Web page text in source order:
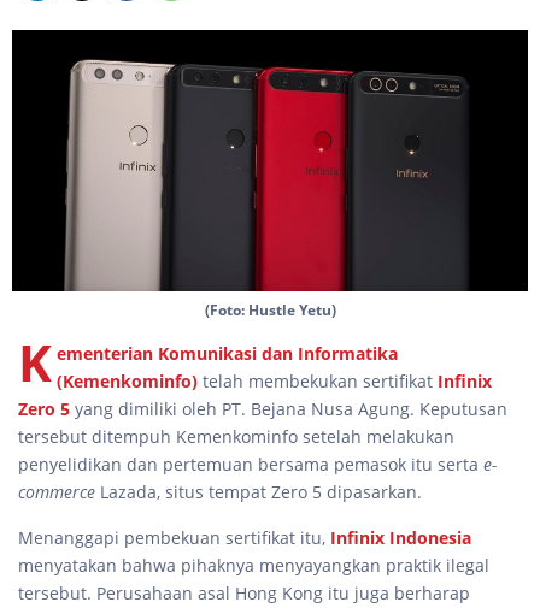
(Foto: Hustle Yetu)
K ementerian Komunikasi dan Informatika
(Kemenkominfo) telah membekukan sertifikat Infinix
Zero 5 yang dimiliki oleh PT. Bejana Nusa Agung. Keputusan
tersebut ditempuh Kemenkominfo setelah melakukan
penyelidikan dan pertemuan bersama pemasok itu serta e-
commerce Lazada, situs tempat Zero 5 dipasarkan.
Menanggapi pembekuan sertifikat itu, Infinix Indonesia
menyatakan bahwa pihaknya menyayangkan praktik ilegal
tersebut. Perusahaan asal Hong Kong itu juga berharap